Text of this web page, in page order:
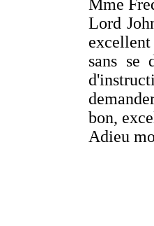
Mme
Lord
sans se
bon,
Adieu